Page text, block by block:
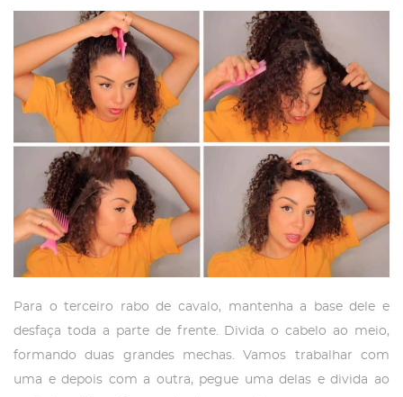
Para o terceiro rabo de cavalo, mantenha a base dele e
desfaça toda a parte de frente. Divida o cabelo ao meio,
formando duas grandes mechas. Vamos trabalhar com
uma e depois com a outra, pegue uma delas e divida ao